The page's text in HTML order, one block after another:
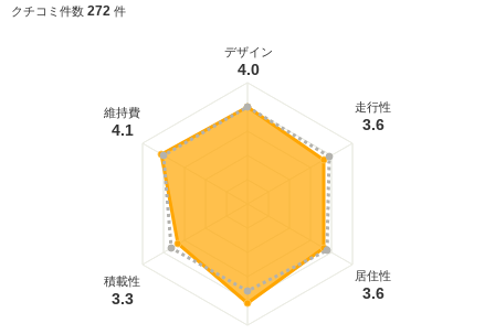
クチコミ件数 272 件
デザイン
4.0
走行性
3.6
居住性
3.6
積載性
3.3
維持費
4.1